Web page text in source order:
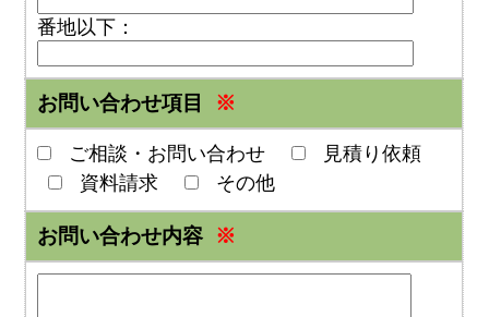
番地以下：
お問い合わせ項目 ※
ご相談・お問い合わせ
見積り依頼
資料請求
その他
お問い合わせ内容 ※